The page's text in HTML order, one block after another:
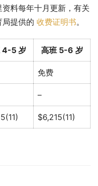
料每年十月更新，有关
提供的 收费证明书。
4-5 岁 高班 5-6 岁
免费
–
$6,215(11)